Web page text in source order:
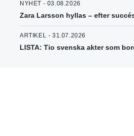
NYHET - 03.08.2026
Zara Larsson hyllas – efter
ARTIKEL - 31.07.2026
LISTA: Tio svenska akter som